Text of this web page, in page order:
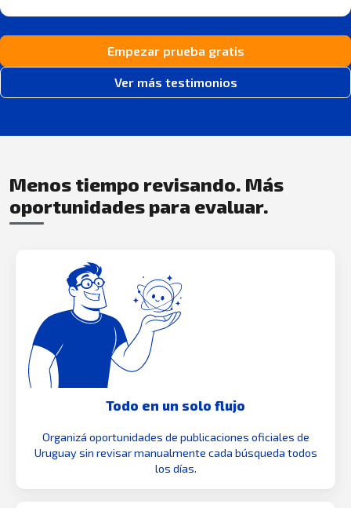
Empezar prueba gratis
Ver más testimonios
Menos tiempo revisando. Más
oportunidades para evaluar.
Todo en un solo flujo
Organizá oportunidades de publicaciones oficiales de
Uruguay sin revisar manualmente cada búsqueda todos
los días.